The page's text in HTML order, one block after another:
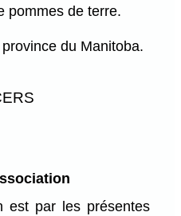
pommes de terre.
du Manitoba.
est par les présentes